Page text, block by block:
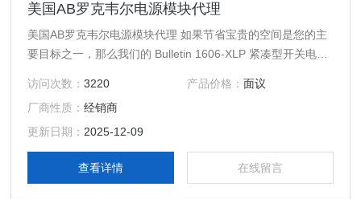
美国AB罗克韦尔电源模块代理
美国AB罗克韦尔电源模块代理 如果节省宝贵的空间是您的主
要目标之一，那么我们的 Bulletin 1606-XLP 紧凑型开关电源
与认证，并支持低功率应用项目。
访问次数：3220 产品价格： 面议
厂商性质：经销商
更新日期： 2025-12-09
查看详情 在线留言